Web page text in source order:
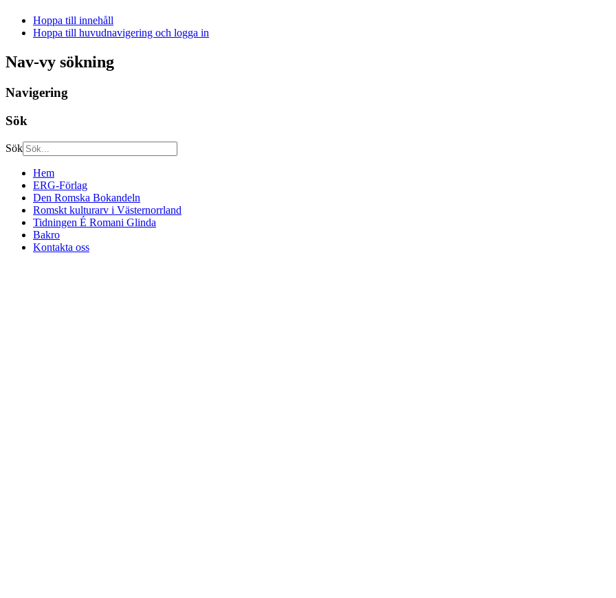
Hoppa till innehåll
Hoppa till huvudnavigering och logga in
Nav-vy sökning
Navigering
Sök
Sök
Hem
ERG-Förlag
Den Romska Bokandeln
Romskt kulturarv i Västernorrland
Tidningen É Romani Glinda
Bakro
Kontakta oss